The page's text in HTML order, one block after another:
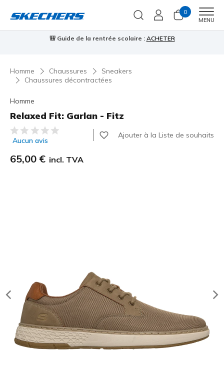
0
MENU
🎒 Guide de la rentrée scolaire : ACHETER
Homme Chaussures
Sneakers
Chaussures décontractées
Homme
Relaxed Fit: Garlan - Fitz
Évaluation client 5 sur 5
Aucun avis
Ajouter à la Liste de souhaits
65,00 € incl. TVA